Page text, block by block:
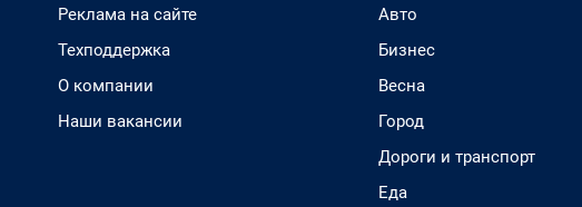
Реклама на сайте
Техподдержка
О компании
Наши вакансии
Авто
Бизнес
Весна
Город
Дороги и транспорт
Еда